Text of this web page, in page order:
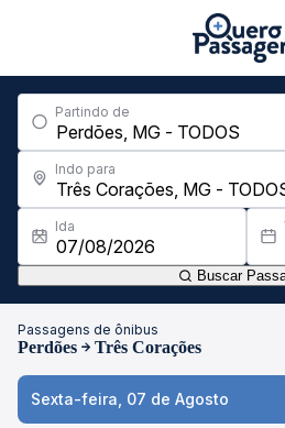
Partindo de
Indo para
Ida
Buscar
Passagens de ônibus
Perdões Três Corações
Sexta-feira, 07 de Agosto